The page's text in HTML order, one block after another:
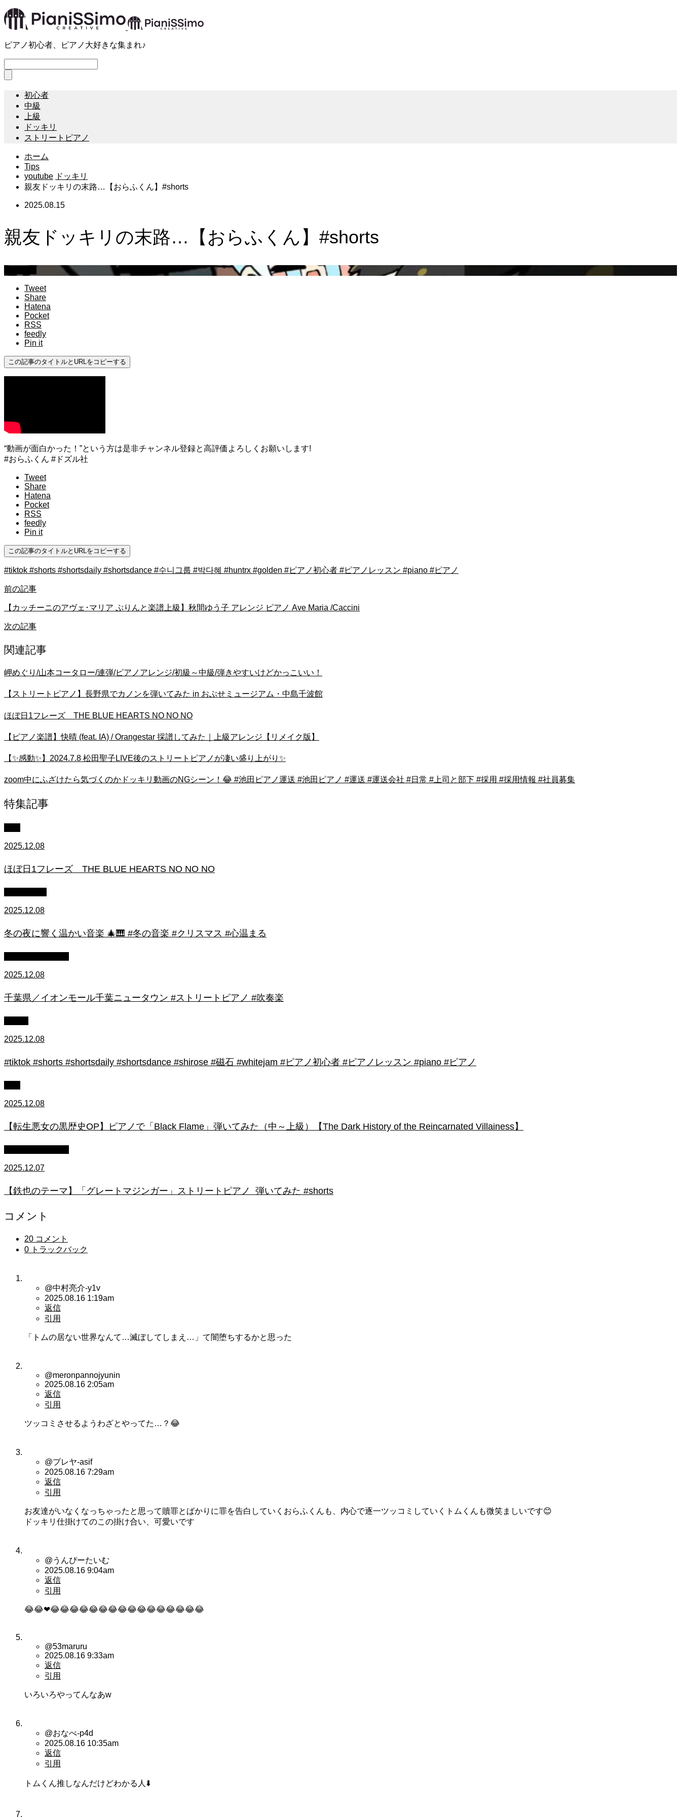
ピアノ初心者、ピアノ大好きな集まれ♪
初心者
中級
上級
ドッキリ
ストリートピアノ
ホーム
Tips
youtube ドッキリ
親友ドッキリの末路…【おらふくん】#shorts
2025.08.15
親友ドッキリの末路…【おらふくん】#shorts
Tweet
Share
Hatena
Pocket
RSS
feedly
Pin it
この記事のタイトルとURLをコピーする
“動画が面白かった！”という方は是非チャンネル登録と高評価よろしくお願いします!
#おらふくん #ドズル社
Tweet
Share
Hatena
Pocket
RSS
feedly
Pin it
この記事のタイトルとURLをコピーする
#tiktok #shorts #shortsdaily #shortsdance #수니그룹 #박다혜 #huntrx #golden #ピアノ初心者 #ピアノレッスン #piano #ピアノ
前の記事
【カッチーニのアヴェ･マリア ぷりんと楽譜上級】秋間ゆう子 アレンジ ピアノ Ave Maria /Caccini
次の記事
関連記事
岬めぐり/山本コータロー/連弾/ピアノアレンジ/初級～中級/弾きやすいけどかっこいい！
【ストリートピアノ】長野県でカノンを弾いてみた in おぶせミュージアム・中島千波館
ほぼ日1フレーズ THE BLUE HEARTS NO NO NO
【ピアノ楽譜】快晴 (feat. IA) / Orangestar 採譜してみた｜上級アレンジ【リメイク版】
【✨感動✨】2024.7.8 松田聖子LIVE後のストリートピアノが凄い盛り上がり✨
zoom中にふざけたら気づくのかドッキリ動画のNGシーン！😂 #池田ピアノ運送 #池田ピアノ #運送 #運送会社 #日常 #上司と部下 #採用 #採用情報 #社員募集
特集記事
2025.12.08
ほぼ日1フレーズ THE BLUE HEARTS NO NO NO
2025.12.08
冬の夜に響く温かい音楽 🎄🎹 #冬の音楽 #クリスマス #心温まる
2025.12.08
千葉県／イオンモール千葉ニュータウン #ストリートピアノ #吹奏楽
2025.12.08
#tiktok #shorts #shortsdaily #shortsdance #shirose #磁石 #whitejam #ピアノ初心者 #ピアノレッスン #piano #ピアノ
2025.12.08
【転生悪女の黒歴史OP】ピアノで「Black Flame」弾いてみた（中～上級）【The Dark History of the Reincarnated Villainess】
2025.12.07
【鉄也のテーマ】「グレートマジンガー」ストリートピアノ 弾いてみた #shorts
コメント
20 コメント
0 トラックバック
@中村亮介-y1v
2025.08.16 1:19am
返信
引用
「トムの居ない世界なんて…滅ぼしてしまえ…」て闇堕ちするかと思った
@meronpannojyunin
2025.08.16 2:05am
返信
引用
ツッコミさせるようわざとやってた…？😂
@プレヤ-asif
2025.08.16 7:29am
返信
引用
お友達がいなくなっちゃったと思って贖罪とばかりに罪を告白していくおらふくんも、内心で逐一ツッコミしていくトムくんも微笑ましいです😊
ドッキリ仕掛けてのこの掛け合い、可愛いです
@うんぴーたいむ
2025.08.16 9:04am
返信
引用
😂😂❤😂😂😂😂😂😂😂😂😂😂😂😂😂😂😂😂
@53maruru
2025.08.16 9:33am
返信
引用
いろいろやってんなあw
@おなべ-p4d
2025.08.16 10:35am
返信
引用
トムくん推しなんだけどわかる人⬇️